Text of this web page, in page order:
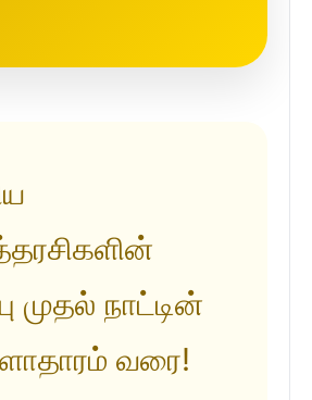
முதல் நாட்டின்
வரை!